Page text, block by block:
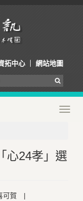
拓中心 網站地圖
心24孝」選
可賀
|